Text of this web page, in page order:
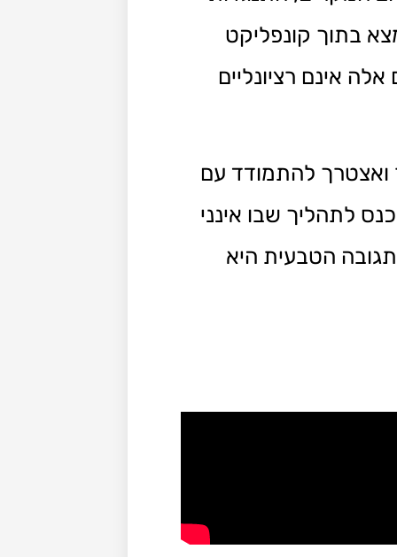
בתוך קונפליקט
אינם רציונליים
ואצטרך להתמודד עם
לתהליך שבו אינני
הטבעית היא